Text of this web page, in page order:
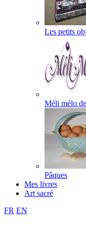
Les petits
Méli mélo
Pâques
Mes livres
Art sacré
FR EN